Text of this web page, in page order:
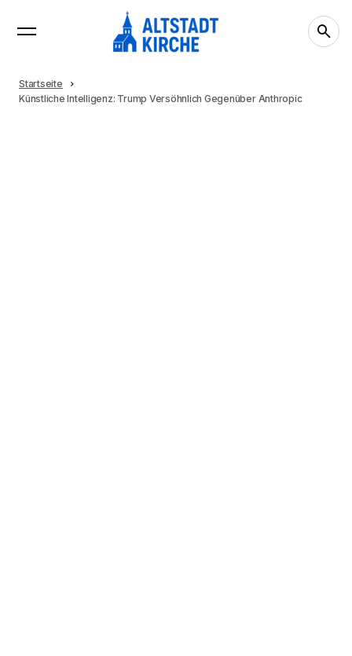
Startseite
Künstliche Intelligenz: Trump Versöhnlich Gegenüber Anthropic